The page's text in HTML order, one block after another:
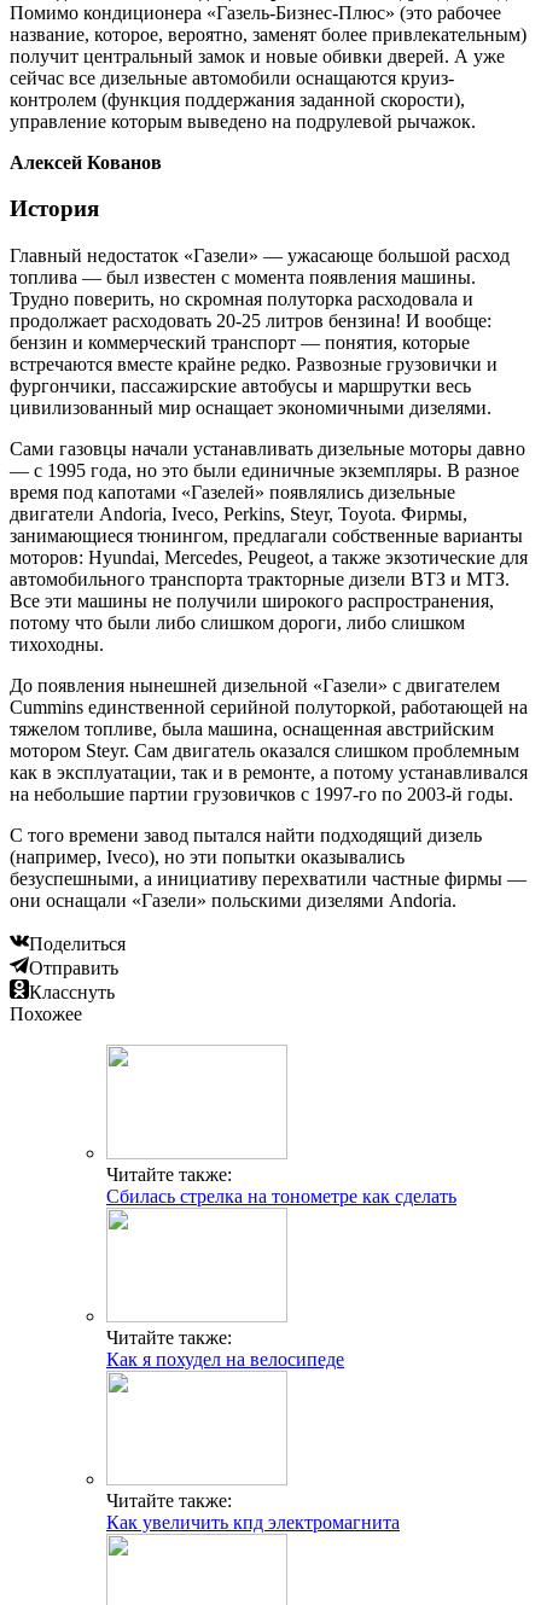
Помимо кондиционера «Газель-Бизнес-Плюс» (это рабочее
название, которое, вероятно, заменят более привлекательным)
получит центральный замок и новые обивки дверей. А уже
сейчас все дизельные автомобили оснащаются круиз-
контролем (функция поддержания заданной скорости),
управление которым выведено на подрулевой рычажок.
Алексей Кованов
История
Главный недостаток «Газели» — ужасающе большой расход
топлива — был известен с момента появления машины.
Трудно поверить, но скромная полуторка расходовала и
продолжает расходовать 20-25 литров бензина! И вообще:
бензин и коммерческий транспорт — понятия, которые
встречаются вместе крайне редко. Развозные грузовички и
фургончики, пассажирские автобусы и маршрутки весь
цивилизованный мир оснащает экономичными дизелями.
Сами газовцы начали устанавливать дизельные моторы давно
— с 1995 года, но это были единичные экземпляры. В разное
время под капотами «Газелей» появлялись дизельные
двигатели Andoria, Iveco, Perkins, Steyr, Toyota. Фирмы,
занимающиеся тюнингом, предлагали собственные варианты
моторов: Hyundai, Mercedes, Peugeot, а также экзотические для
автомобильного транспорта тракторные дизели ВТЗ и МТЗ.
Все эти машины не получили широкого распространения,
потому что были либо слишком дороги, либо слишком
тихоходны.
До появления нынешней дизельной «Газели» с двигателем
Cummins единственной серийной полуторкой, работающей на
тяжелом топливе, была машина, оснащенная австрийским
мотором Steyr. Сам двигатель оказался слишком проблемным
как в эксплуатации, так и в ремонте, а потому устанавливался
на небольшие партии грузовичков с 1997-го по 2003-й годы.
С того времени завод пытался найти подходящий дизель
(например, Iveco), но эти попытки оказывались
безуспешными, а инициативу перехватили частные фирмы —
они оснащали «Газели» польскими дизелями Andoria.
Поделиться
Отправить
Класснуть
Похожее
Читайте также:
Сбилась стрелка на тонометре как сделать
Читайте также:
Как я похудел на велосипеде
Читайте также:
Как увеличить кпд электромагнита